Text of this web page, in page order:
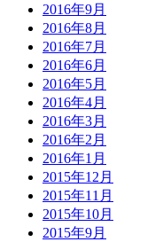
2016年9月
2016年8月
2016年7月
2016年6月
2016年5月
2016年4月
2016年3月
2016年2月
2016年1月
2015年12月
2015年11月
2015年10月
2015年9月